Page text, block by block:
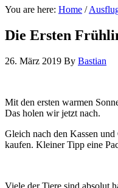
You are here: Home /
Die Ersten
26. März 2019 By Bastian
Mit den ersten warmen
Das holen wir jetzt nach.
Gleich nach den Kassen
kaufen. Kleiner Tipp eine
Viele der Tiere sind absolut